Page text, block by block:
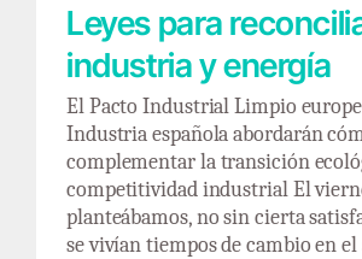
Leyes para
industria y energía
El Pacto Industrial Limpio
Industria española abordarán
complementar la transición
competitividad industrial El
planteábamos, no sin cierta
se vivían tiempos de cambio en el